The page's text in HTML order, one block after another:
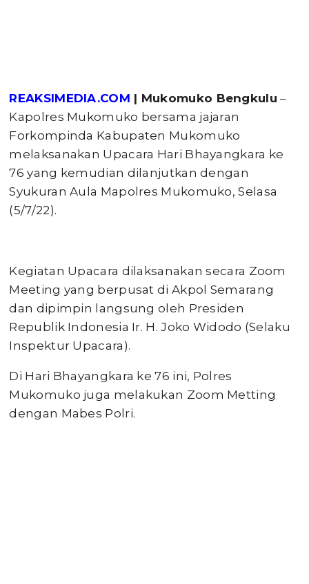
REAKSIMEDIA.COM | Mukomuko Bengkulu –
Kapolres Mukomuko bersama jajaran
Forkompinda Kabupaten Mukomuko
melaksanakan Upacara Hari Bhayangkara ke
76 yang kemudian dilanjutkan dengan
Syukuran Aula Mapolres Mukomuko, Selasa
(5/7/22).
Kegiatan Upacara dilaksanakan secara Zoom
Meeting yang berpusat di Akpol Semarang
dan dipimpin langsung oleh Presiden
Republik Indonesia Ir. H. Joko Widodo (Selaku
Inspektur Upacara).
Di Hari Bhayangkara ke 76 ini, Polres
Mukomuko juga melakukan Zoom Metting
dengan Mabes Polri.